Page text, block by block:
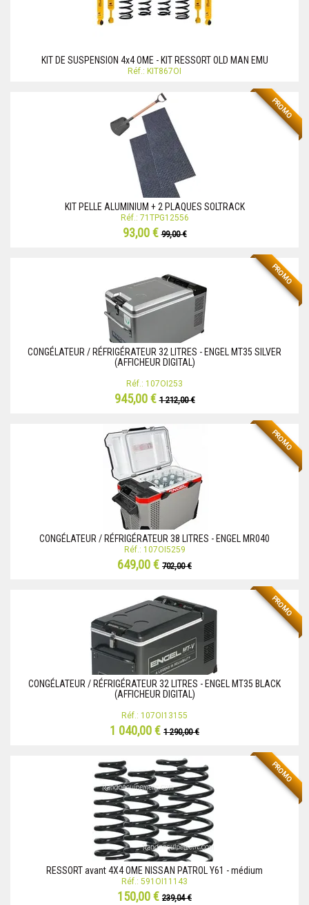
KIT DE SUSPENSION 4x4 OME - KIT RESSORT OLD MAN EMU
Réf.: KIT867OI
PROMO
KIT PELLE ALUMINIUM + 2 PLAQUES SOLTRACK
Réf.: 71TPG12556
93,00 €99,00 €
PROMO
CONGÉLATEUR / RÉFRIGÉRATEUR 32 LITRES - ENGEL MT35 SILVER
(AFFICHEUR DIGITAL)
Réf.: 107OI253
945,00 €1 212,00 €
PROMO
CONGÉLATEUR / RÉFRIGÉRATEUR 38 LITRES - ENGEL MR040
Réf.: 107OI5259
649,00 € 702,00 €
PROMO
CONGÉLATEUR / RÉFRIGÉRATEUR 32 LITRES - ENGEL MT35 BLACK
(AFFICHEUR DIGITAL)
Réf.: 107OI13155
1 040,00 € 1 290,00 €
PROMO
RESSORT avant 4X4 OME NISSAN PATROL Y61 - médium
Réf.: 591OI11143
150,00 € 239,04 €